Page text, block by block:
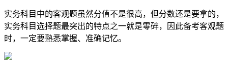
实务科目中的客观题虽然分值不是很高，但分数还是要拿的，
实务科目选择题最突出的特点之一就是零碎，因此备考客观题
时，一定要熟悉掌握、准确记忆。